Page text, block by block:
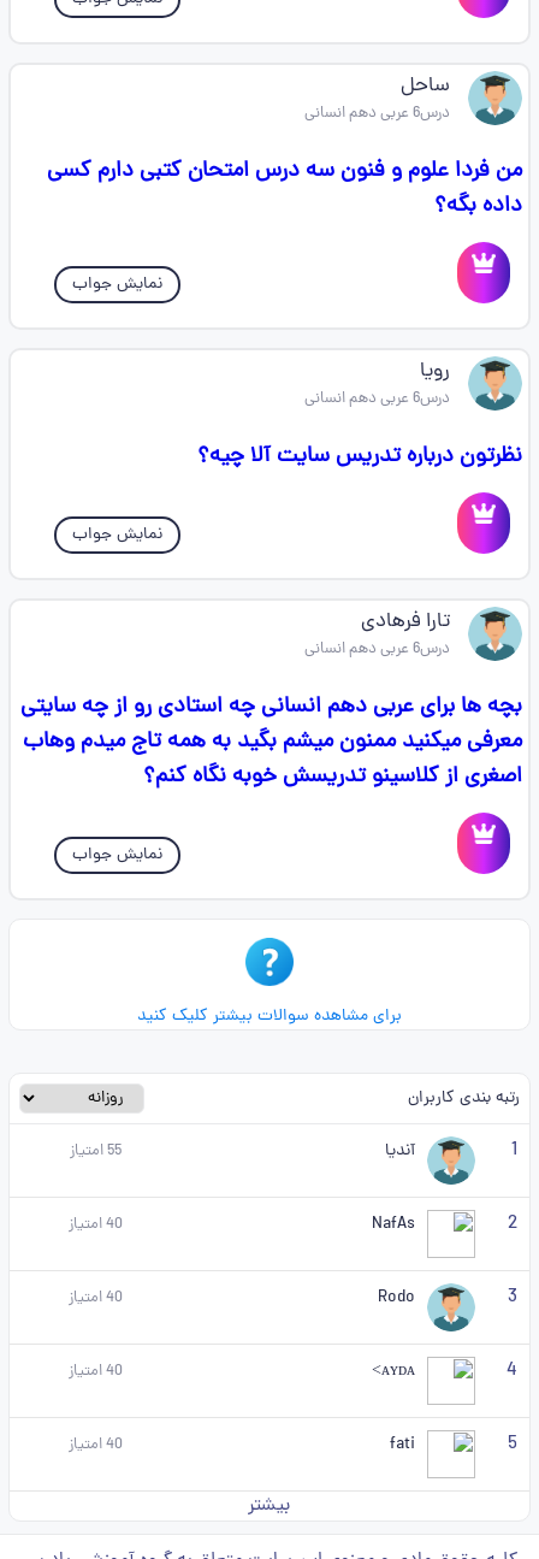
ساحل
درس6 عربی دهم انسانی
من فردا علوم و فنون سه درس امتحان کتبی دارم کسی
داده بگه؟
نمایش جواب
رویا
درس6 عربی دهم انسانی
نظرتون درباره تدریس سایت آلا چیه‌؟
نمایش جواب
تارا فرهادی
درس6 عربی دهم انسانی
بچه ها برای عربی دهم انسانی چه استادی رو از چه سایتی
معرفی میکنید ممنون میشم بگید به همه تاج میدم وهاب
اصغری از کلاسینو تدریسش خوبه نگاه کنم؟
نمایش جواب
برای مشاهده سوالات بیشتر کلیک کنید
رتبه بندی کاربران
1 آندیا 55امتیاز
2
NafAs
40امتیاز
3
Rodo
40امتیاز
4
ᴀʏᴅᴀ>
40امتیاز
5
fati
40امتیاز
بیشتر